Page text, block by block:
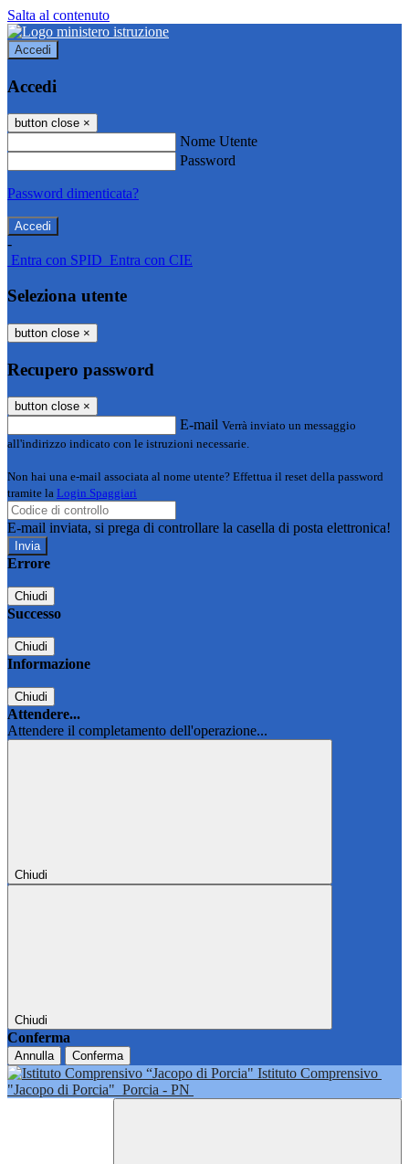
Salta al contenuto
Accedi
Accedi
button close ×
Nome Utente
Password
Password dimenticata?
-
Entra con SPID Entra con CIE
Seleziona utente
button close ×
Recupero password
button close ×
E-mail Verrà inviato un messaggio
all'indirizzo indicato con le istruzioni necessarie.
Non hai una e-mail associata al nome utente? Effettua il reset della password
tramite la Login Spaggiari
E-mail inviata, si prega di controllare la casella di posta elettronica!
Errore
Chiudi
Successo
Chiudi
Informazione
Chiudi
Attendere...
Attendere il completamento dell'operazione...
Chiudi
Chiudi
Conferma
Annulla Conferma
Istituto Comprensivo
"Jacopo di Porcia" Porcia - PN